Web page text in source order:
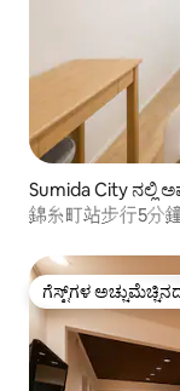
Sumida City
錦糸町站步行5分
ಗೆಸ್ಟ್‌ಗಳ
ಗೆಸ್ಟ್‌ಗಳ